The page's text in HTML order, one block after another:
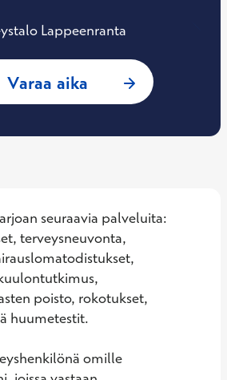
Lappeenranta
Varaa aika : Ester
seuraavia palveluita:
terveysneuvonta,
poisto, rokotukset,
huumetestit.
omille